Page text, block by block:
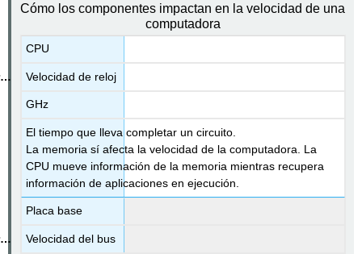
Cómo los componentes impactan en la velocidad de una
computadora
CPU
Velocidad de reloj
GHz
El tiempo que lleva completar un circuito.
La memoria sí afecta la velocidad de la computadora. La
CPU mueve información de la memoria mientras recupera
información de aplicaciones en ejecución.
Placa base
Velocidad del bus